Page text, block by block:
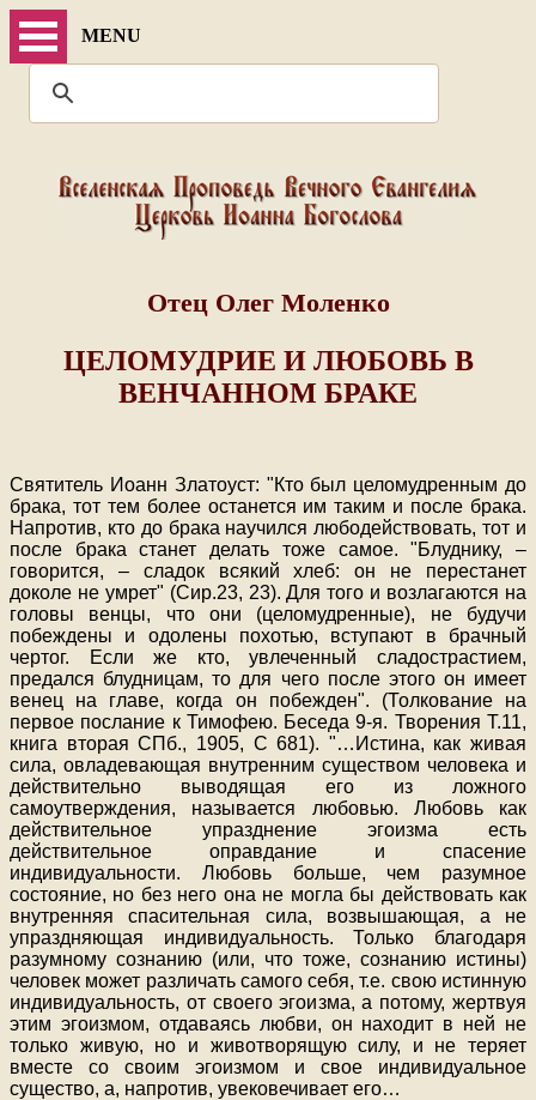
MENU
Отец Олег Моленко
ЦЕЛОМУДРИЕ И ЛЮБОВЬ В
ВЕНЧАННОМ БРАКЕ
Святитель Иоанн Златоуст: "Кто был целомудренным до
брака, тот тем более останется им таким и после брака.
Напротив, кто до брака научился любодействовать, тот и
после брака станет делать тоже самое. "Блуднику, –
говорится, – сладок всякий хлеб: он не перестанет
доколе не умрет" (Сир.23, 23). Для того и возлагаются на
головы венцы, что они (целомудренные), не будучи
побеждены и одолены похотью, вступают в брачный
чертог. Если же кто, увлеченный сладострастием,
предался блудницам, то для чего после этого он имеет
венец на главе, когда он побежден". (Толкование на
первое послание к Тимофею. Беседа 9-я. Творения Т.11,
книга вторая СПб., 1905, С 681). "…Истина, как живая
сила, овладевающая внутренним существом человека и
действительно выводящая его из ложного
самоутверждения, называется любовью. Любовь как
действительное упразднение эгоизма есть
действительное оправдание и спасение
индивидуальности. Любовь больше, чем разумное
состояние, но без него она не могла бы действовать как
внутренняя спасительная сила, возвышающая, а не
упраздняющая индивидуальность. Только благодаря
разумному сознанию (или, что тоже, сознанию истины)
человек может различать самого себя, т.е. свою истинную
индивидуальность, от своего эгоизма, а потому, жертвуя
этим эгоизмом, отдаваясь любви, он находит в ней не
только живую, но и животворящую силу, и не теряет
вместе со своим эгоизмом и свое индивидуальное
существо, а, напротив, увековечивает его…